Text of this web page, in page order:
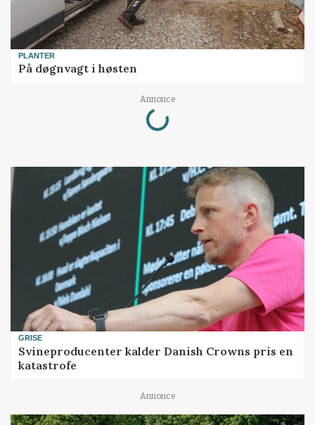
PLANTER
På døgnvagt i høsten
Annonce
Loading...
GRISE
Svineproducenter kalder Danish Crowns pris en
katastrofe
Annonce